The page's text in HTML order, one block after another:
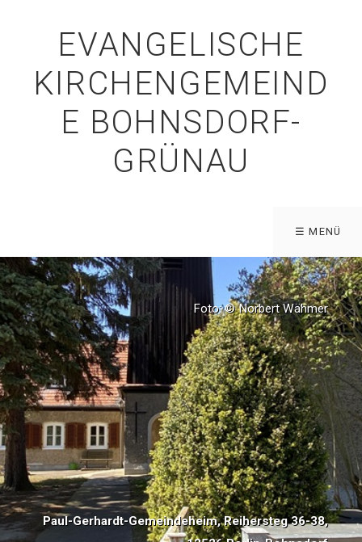
EVANGELISCHE
KIRCHENGEMEIND
E BOHNSDORF-
GRÜNAU
☰ MENÜ
Foto: © Norbert Wähmer
Paul-Gerhardt-Gemeindeheim, Reihersteg 36-38,